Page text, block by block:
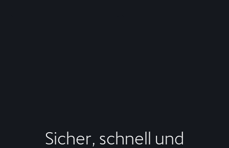
Sicher, schnell und